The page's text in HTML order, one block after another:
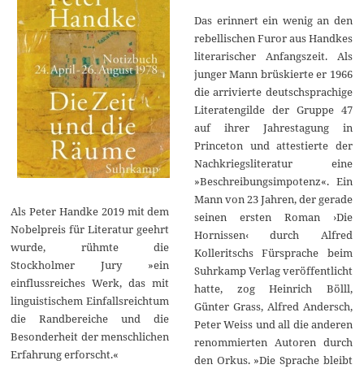
Als Peter Handke 2019 mit dem
Nobelpreis für Literatur geehrt
wurde, rühmte die
Stockholmer Jury »ein
einflussreiches Werk, das mit
linguistischem Einfallsreichtum
die Randbereiche und die
Besonderheit der menschlichen
Erfahrung erforscht.«
Das erinnert ein wenig an den
rebellischen Furor aus Handkes
literarischer Anfangszeit. Als
junger Mann brüskierte er 1966
die arrivierte deutschsprachige
Literatengilde der Gruppe 47
auf ihrer Jahrestagung in
Princeton und attestierte der
Nachkriegsliteratur eine
»Beschreibungsimpotenz«. Ein
Mann von 23 Jahren, der gerade
seinen ersten Roman ›Die
Hornissen‹ durch Alfred
Kolleritschs Fürsprache beim
Suhrkamp Verlag veröffentlicht
hatte, zog Heinrich Bölll,
Günter Grass, Alfred Andersch,
Peter Weiss und all die anderen
renommierten Autoren durch
den Orkus. »Die Sprache bleibt